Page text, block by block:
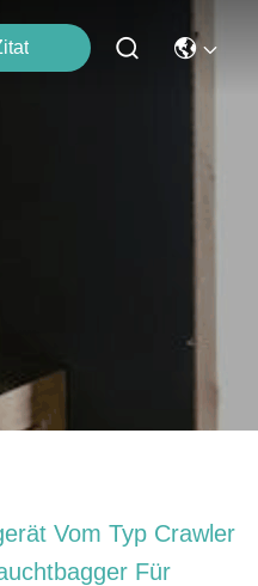
Vom Typ Crawler
Für